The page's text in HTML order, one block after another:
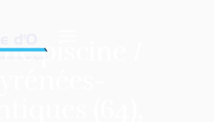
piscine /